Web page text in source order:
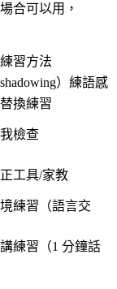
合可以用，
習方法
）練語感
換練習
檢查
工具/家教
練習（語言交
練習（1 分鐘話